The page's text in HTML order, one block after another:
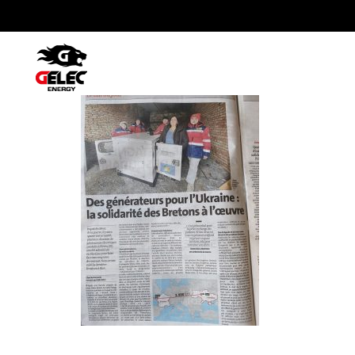
Article Le Telegramme – 23 02